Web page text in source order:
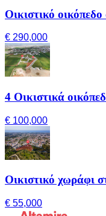
Οικιστικό
€ 290,000
4 Οικιστικά
€ 100,000
Οικιστικό χωράφι
€ 55,000